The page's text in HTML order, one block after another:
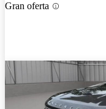
Gran oferta